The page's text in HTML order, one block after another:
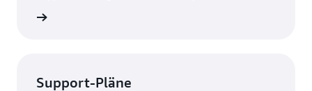
Support-Pläne